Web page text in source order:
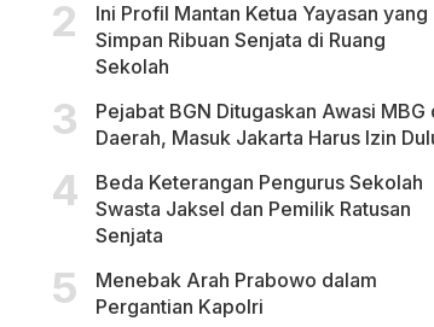
Ini Profil Mantan Ketua Yayasan yang
Simpan Ribuan Senjata di Ruang
Sekolah
Pejabat BGN Ditugaskan Awasi MBG
Daerah, Masuk Jakarta Harus Izin
Beda Keterangan Pengurus Sekolah
Swasta Jaksel dan Pemilik Ratusan
Senjata
Menebak Arah Prabowo dalam
Pergantian Kapolri